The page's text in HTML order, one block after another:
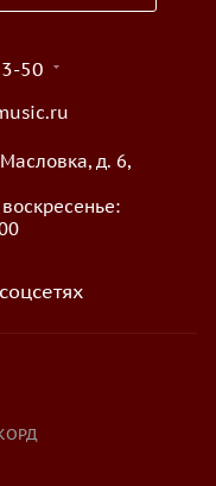
50
д. 6,